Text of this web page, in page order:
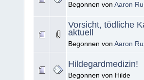
Begonnen von Aaron
Vorsicht, tödliche
aktuell
Begonnen von Aaron
Hildegardmedizin!
Begonnen von Hilde